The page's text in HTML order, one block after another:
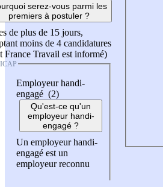
serez-vous parmi les
premiers à postuler ?
de plus de 15 jours,
moins de 4 candidatures
France Travail est informé)
Employeur handi-
engagé (2)
Qu'est-ce qu'un
employeur handi-
engagé ?
Un employeur handi-
engagé est un
employeur reconnu